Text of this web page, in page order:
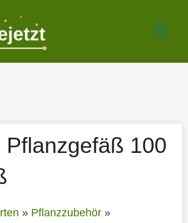
Pflanzgefäß 100
» Pflanzzubehör»